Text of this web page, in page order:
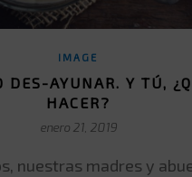
IMAGE
DES-AYUNAR. Y TÚ,
HACER?
enero 21, 2019
nuestras madres y